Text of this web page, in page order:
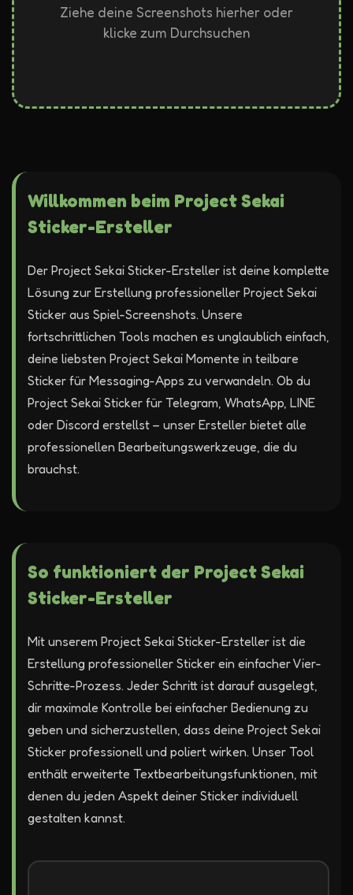
Ziehe deine Screenshots hierher oder
klicke zum Durchsuchen
Willkommen beim Project Sekai
Sticker-Ersteller
Der Project Sekai Sticker-Ersteller ist deine komplette
Lösung zur Erstellung professioneller Project Sekai
Sticker aus Spiel-Screenshots. Unsere
fortschrittlichen Tools machen es unglaublich einfach,
deine liebsten Project Sekai Momente in teilbare
Sticker für Messaging-Apps zu verwandeln. Ob du
Project Sekai Sticker für Telegram, WhatsApp, LINE
oder Discord erstellst – unser Ersteller bietet alle
professionellen Bearbeitungswerkzeuge, die du
brauchst.
So funktioniert der Project Sekai
Sticker-Ersteller
Mit unserem Project Sekai Sticker-Ersteller ist die
Erstellung professioneller Sticker ein einfacher Vier-
Schritte-Prozess. Jeder Schritt ist darauf ausgelegt,
dir maximale Kontrolle bei einfacher Bedienung zu
geben und sicherzustellen, dass deine Project Sekai
Sticker professionell und poliert wirken. Unser Tool
enthält erweiterte Textbearbeitungsfunktionen, mit
denen du jeden Aspekt deiner Sticker individuell
gestalten kannst.